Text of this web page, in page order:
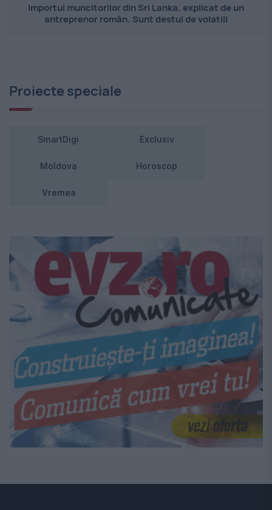
Importul muncitorilor din Sri Lanka, explicat de un
antreprenor român. Sunt destul de volatili
Proiecte speciale
SmartDigi Exclusiv
Moldova Horoscop
Vremea